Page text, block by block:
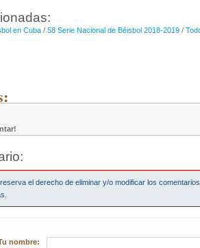
en Cuba / 58 Serie Nacional de Béisbol 2018-2019 /
el derecho de eliminar y/o modificar los
nombre: